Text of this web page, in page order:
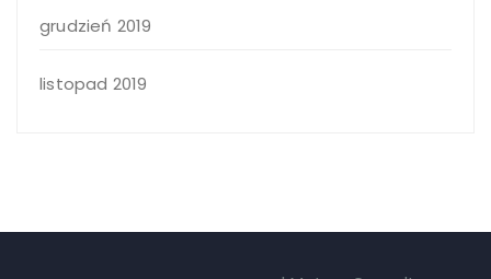
grudzień 2019
listopad 2019